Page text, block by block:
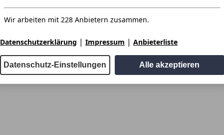
Wir arbeiten mit 228 Anbietern zusammen.
Datenschutzerklärung | Impressum | Anbieterliste
Datenschutz-Einstellungen Alle akzeptieren